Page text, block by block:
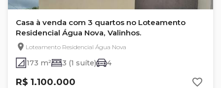
Casa à venda com 3 quartos no Loteamento
Residencial Água Nova, Valinhos.
Loteamento Residencial Água Nova
173 m² 3 (1 suíte) 4
R$ 1.100.000